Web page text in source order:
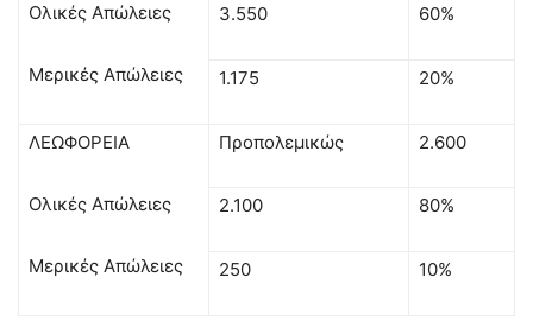
Ολικές Απώλειες
Μερικές Απώλειες
3.550 60%
1.175 20%
ΛΕΩΦΟΡΕΙΑ
Ολικές Απώλειες
Μερικές Απώλειες
Προπολεμικώς 2.600
2.100 80%
250 10%